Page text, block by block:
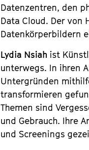
Datenzentren, den
Data Cloud. Der von
Datenkörperbildern
Lydia Nsiah ist
unterwegs. In ihren
Untergründen
transformieren
Themen sind
und Gebrauch. Ihre
und Screenings